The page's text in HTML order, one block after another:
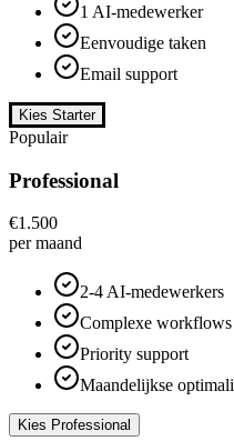
1 AI-medewerker
Eenvoudige taken
Email support
Kies Starter
Populair
Professional
€1.500
per maand
2-4 AI-medewerkers
Complexe workflows
Priority support
Maandelijkse
Kies Professional